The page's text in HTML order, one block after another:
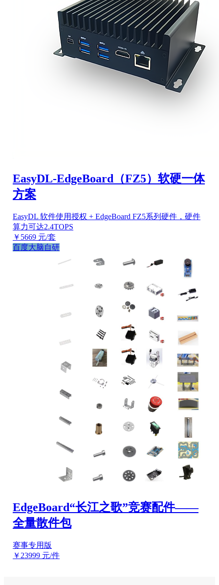
EasyDL-EdgeBoard（FZ5）软硬一体
方案
EasyDL 软件使用授权 + EdgeBoard FZ5系列硬件，硬件
算力可达2.4TOPS
￥5669 元/套
百度大脑自研
EdgeBoard“长江之歌”竞赛配件——
全量散件包
赛事专用版
￥23999 元/件